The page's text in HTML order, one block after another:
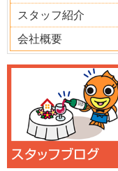
スタッフ紹介
会社概要